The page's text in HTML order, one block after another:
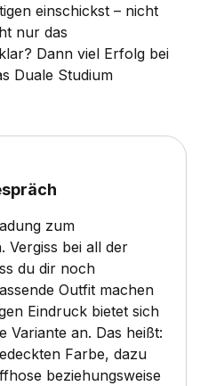
einschickst – nicht
nur das
Dann viel Erfolg bei
Duale Studium
zum
Vergiss bei all der
du dir noch
Outfit machen
Eindruck bietet sich
Variante an. Das heißt:
Farbe, dazu
beziehungsweise